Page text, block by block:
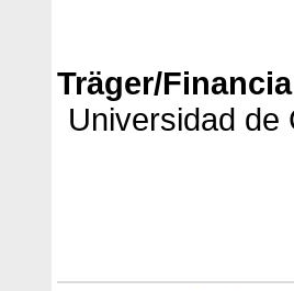
Träger/
Universidad de